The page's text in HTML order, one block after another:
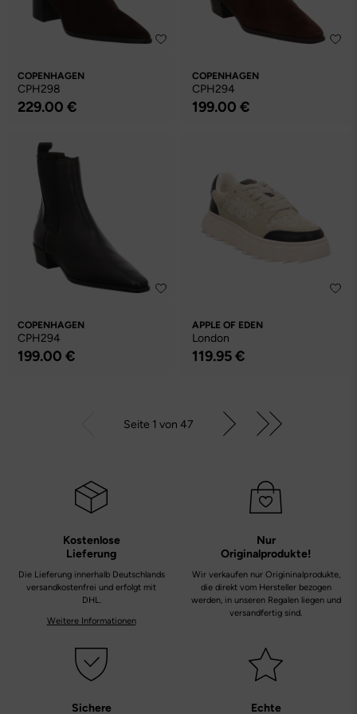
COPENHAGEN
CPH298
229.00 €
COPENHAGEN
CPH294
199.00 €
COPENHAGEN
CPH294
199.00 €
APPLE OF EDEN
London
119.95 €
Seite 1 von 47
Kostenlose
Lieferung
Die Lieferung innerhalb Deutschlands
versandkostenfrei und erfolgt mit
DHL.
Weitere Informationen
Nur
Originalprodukte!
Wir verkaufen nur Origininalprodukte,
die direkt vom Hersteller bezogen
werden, in unseren Regalen liegen und
versandfertig sind.
Sichere
Echte